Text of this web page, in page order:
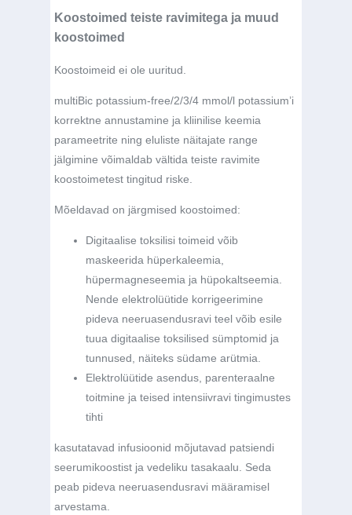
Koostoimed teiste ravimitega ja muud
koostoimed
Koostoimeid ei ole uuritud.
multiBic potassium-free/2/3/4 mmol/l potassium’i
korrektne annustamine ja kliinilise keemia
parameetrite ning eluliste näitajate range
jälgimine võimaldab vältida teiste ravimite
koostoimetest tingitud riske.
Mõeldavad on järgmised koostoimed:
Digitaalise toksilisi toimeid võib
maskeerida hüperkaleemia,
hüpermagneseemia ja hüpokaltseemia.
Nende elektrolüütide korrigeerimine
pideva neeruasendusravi teel võib esile
tuua digitaalise toksilised sümptomid ja
tunnused, näiteks südame arütmia.
Elektrolüütide asendus, parenteraalne
toitmine ja teised intensiivravi tingimustes
tihti
kasutatavad infusioonid mõjutavad patsiendi
seerumikoostist ja vedeliku tasakaalu. Seda
peab pideva neeruasendusravi määramisel
arvestama.